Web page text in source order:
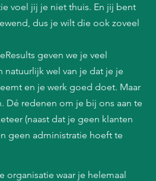
voel jij je niet thuis. En jij bent
dus je wilt die ook zoveel
geven we je veel
natuurlijk wel van je dat je je
en je werk goed doet. Maar
Dé redenen om je bij ons aan te
(naast dat je geen klanten
geen administratie hoeft te
organisatie waar je helemaal